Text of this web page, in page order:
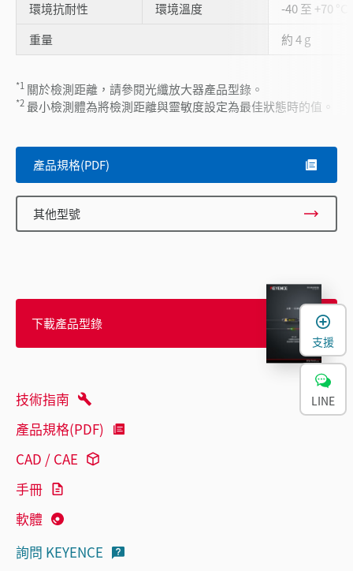
環境抗耐性
環境溫度
-40 至 +70 °C
重量
約 4 g
*1 關於檢測距離，請參閱光纖放大器產品型錄。
*2 最小檢測體為將檢測距離與靈敏度設定為最佳狀態時的值。
產品規格(PDF)
其他型號
下載產品型錄
技術指南
產品規格(PDF)
CAD / CAE
手冊
軟體
詢問 KEYENCE
支援
LINE